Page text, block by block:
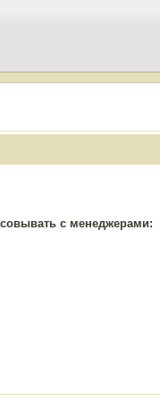
с менеджерами: